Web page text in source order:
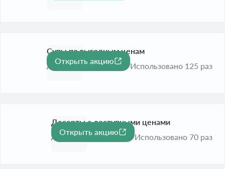
Супы по выгодным ценам
До 31 авг. 2026
Открыть акцию
Использовано 125 раз
Десерты с доступными ценами
До 31 авг. 2026
Открыть акцию
Использовано 70 раз